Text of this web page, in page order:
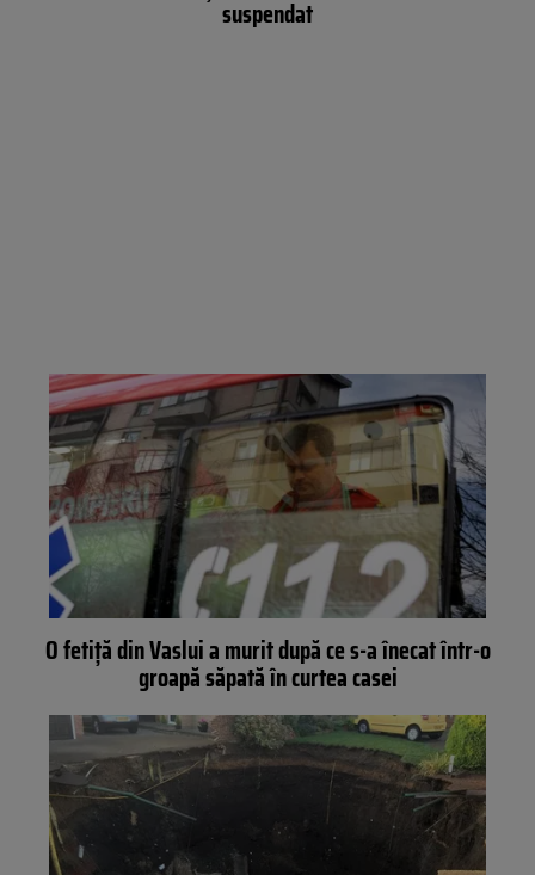
suspendat
O fetiţă din Vaslui a murit după ce s-a înecat într-o
groapă săpată în curtea casei